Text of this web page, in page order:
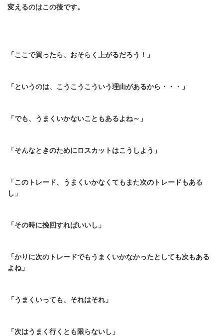
変えるのはこの後です。
「ここで買ったら、おそらく上がるだろう！」
「というのは、こうこうこういう理由があるから・・・」
「でも、うまくいかないこともあるよね～」
「そんなときのためにロスカットはこうしよう」
「このトレード、うまくいかなくてもまた次のトレードもある
し」
「その時に挽回すればいいし」
「かりに次のトレードでもうまくいかなかったとしても次もある
よね」
「うまくいっても、それはそれ」
「次はうまく行くとも限らないし」